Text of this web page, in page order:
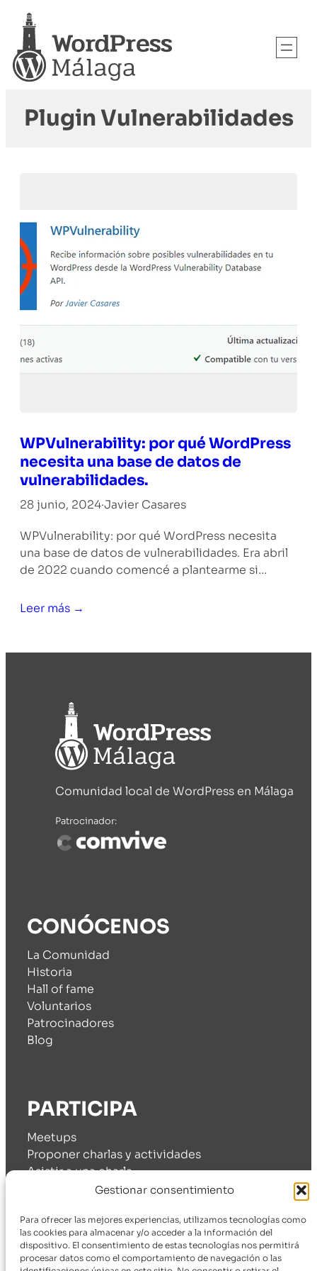
Gestionar consentimiento
Para ofrecer las mejores experiencias, utilizamos tecnologías como
las cookies para almacenar y/o acceder a la información del
dispositivo. El consentimiento de estas tecnologías nos permitirá
procesar datos como el comportamiento de navegación o las
Plugin Vulnerabilidades
WPVulnerability: por qué WordPress
necesita una base de datos de
vulnerabilidades.
28 junio, 2024·Javier Casares
WPVulnerability: por qué WordPress necesita
una base de datos de vulnerabilidades. Era abril
de 2022 cuando comencé a plantearme si…
Leer más →
Comunidad local de WordPress en Málaga
Patrocinador:
CONÓCENOS
La Comunidad
Historia
Hall of fame
Voluntarios
Patrocinadores
Blog
PARTICIPA
Meetups
Proponer charlas y actividades
Asistir a una charla
Cómo patrocinarnos
SÍGUENOS